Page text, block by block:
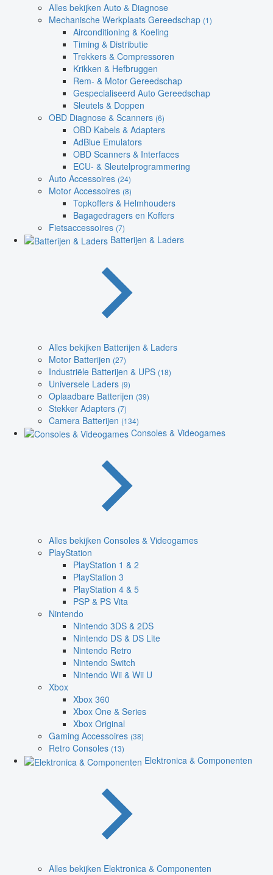
Alles bekijken Auto & Diagnose
Mechanische Werkplaats Gereedschap (1)
Airconditioning & Koeling
Timing & Distributie
Trekkers & Compressoren
Krikken & Hefbruggen
Rem- & Motor Gereedschap
Gespecialiseerd Auto Gereedschap
Sleutels & Doppen
OBD Diagnose & Scanners (6)
OBD Kabels & Adapters
AdBlue Emulators
OBD Scanners & Interfaces
ECU- & Sleutelprogrammering
Auto Accessoires (24)
Motor Accessoires (8)
Topkoffers & Helmhouders
Bagagedragers en Koffers
Fietsaccessoires (7)
Batterijen & Laders
Alles bekijken Batterijen & Laders
Motor Batterijen (27)
Industriële Batterijen & UPS (18)
Universele Laders (9)
Oplaadbare Batterijen (39)
Stekker Adapters (7)
Camera Batterijen (134)
Consoles & Videogames
Alles bekijken Consoles & Videogames
PlayStation
PlayStation 1 & 2
PlayStation 3
PlayStation 4 & 5
PSP & PS Vita
Nintendo
Nintendo 3DS & 2DS
Nintendo DS & DS Lite
Nintendo Retro
Nintendo Switch
Nintendo Wii & Wii U
Xbox
Xbox 360
Xbox One & Series
Xbox Original
Gaming Accessoires (38)
Retro Consoles (13)
Elektronica & Componenten
Alles bekijken Elektronica & Componenten